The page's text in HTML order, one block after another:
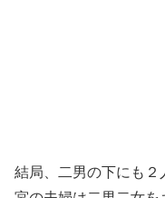
結局、二男の下にも